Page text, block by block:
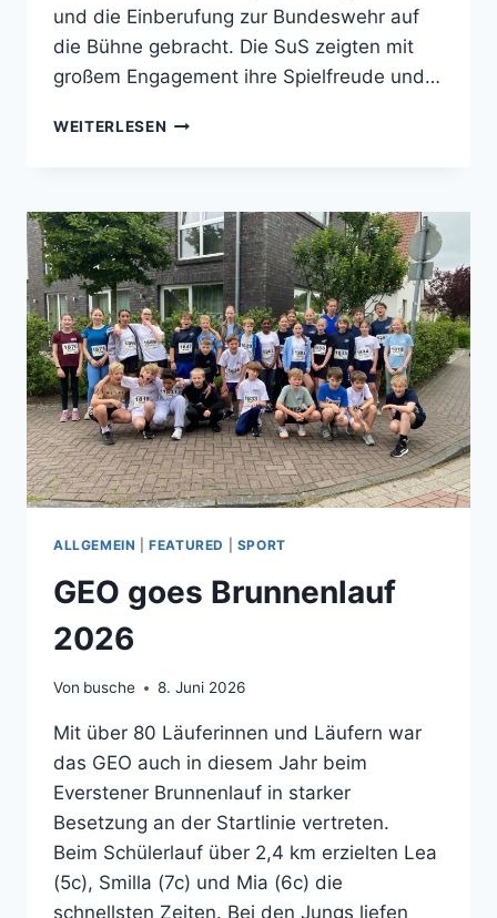
und die Einberufung zur Bundeswehr auf
die Bühne gebracht. Die SuS zeigten mit
großem Engagement ihre Spielfreude und…
WEITERLESENJUGENDTHEATERTAGE
IN
JG.
12
ALLGEMEIN |FEATURED SPORT
GEO goes Brunnenlauf
2026
Von busche 8. Juni 2026
Mit über 80 Läuferinnen und Läufern war
das GEO auch in diesem Jahr beim
Everstener Brunnenlauf in starker
Besetzung an der Startlinie vertreten.
Beim Schülerlauf über 2,4 km erzielten Lea
(5c), Smilla (7c) und Mia (6c) die
schnellsten Zeiten. Bei den Jungs liefen